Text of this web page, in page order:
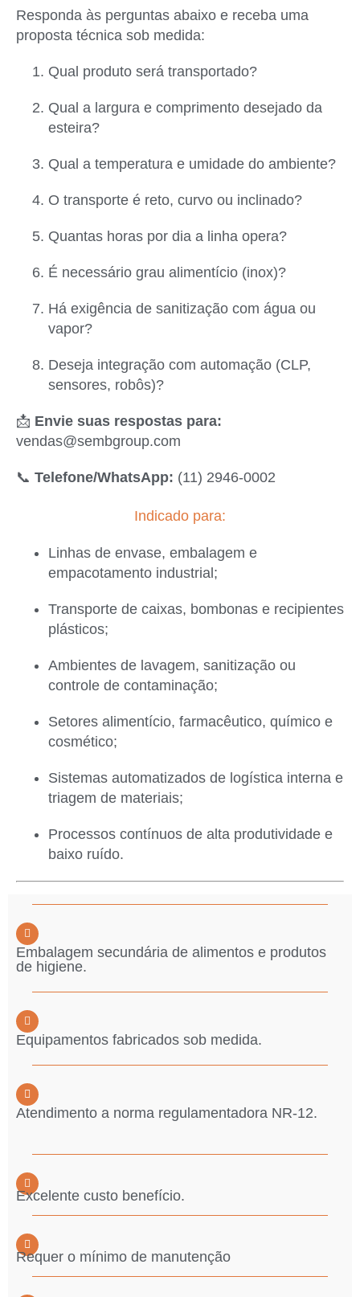
Responda às perguntas abaixo e receba uma
proposta técnica sob medida:
Qual produto será transportado?
Qual a largura e comprimento desejado da
esteira?
Qual a temperatura e umidade do ambiente?
O transporte é reto, curvo ou inclinado?
Quantas horas por dia a linha opera?
É necessário grau alimentício (inox)?
Há exigência de sanitização com água ou
vapor?
Deseja integração com automação (CLP,
sensores, robôs)?
📩 Envie suas respostas para:
vendas@sembgroup.com
📞 Telefone/WhatsApp: (11) 2946-0002
Indicado para:
Linhas de envase, embalagem e
empacotamento industrial;
Transporte de caixas, bombonas e recipientes
plásticos;
Ambientes de lavagem, sanitização ou
controle de contaminação;
Setores alimentício, farmacêutico, químico e
cosmético;
Sistemas automatizados de logística interna e
triagem de materiais;
Processos contínuos de alta produtividade e
baixo ruído.
Embalagem secundária de alimentos e produtos
de higiene.
Equipamentos fabricados sob medida.
Atendimento a norma regulamentadora NR-12.
Excelente custo benefício.
Requer o mínimo de manutenção